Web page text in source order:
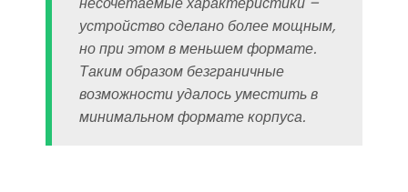
устройство сделано более мощным,
но при этом в меньшем формате.
Таким образом безграничные
возможности удалось уместить в
минимальном формате корпуса.